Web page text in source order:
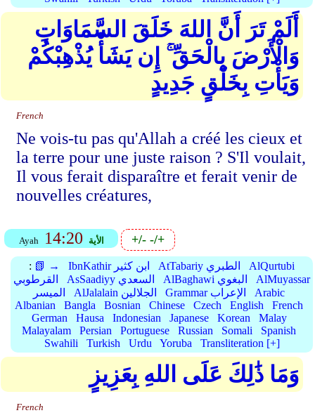
أَلَمْ تَرَ أَنَّ اللهَ خَلَقَ السَّمَاوَاتِ
وَالْأَرْضَ بِالْحَقِّ ۚ إِن يَشَأْ يُذْهِبْكُمْ
وَيَأْتِ بِخَلْقٍ جَدِيدٍ
French
Ne vois-tu pas qu'Allah a créé les cieux et
la terre pour une juste raison ? S'Il voulait,
Il vous ferait disparaître et ferait venir de
nouvelles créatures,
Ayah 14:20 الأية +/--/+
: 📗 → IbnKathir ابن كثير AtTabariy الطبري
AlQurtubi
القرطوبي
AsSaadiyy السعدي AlBaghawi البغوي
AlMuyassar
الميسر
AlJalalain الجلالين Grammar الإعراب
Arabic
Albanian
Bangla Bosnian Chinese Czech English
French
German
Hausa Indonesian Japanese Korean
Malay
Malayalam
Persian Portuguese Russian Somali
Spanish
Swahili
Turkish Urdu Yoruba Transliteration [+]
وَمَا ذَٰلِكَ عَلَى اللهِ بِعَزِيزٍ
French